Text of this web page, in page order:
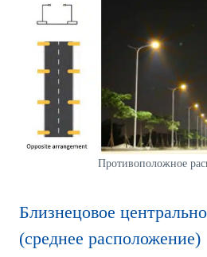
Противоположное
Близнецовое
(среднее расположение)